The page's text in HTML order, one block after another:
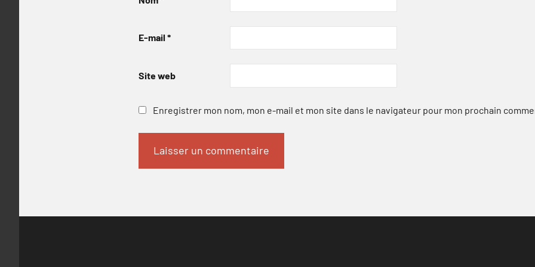
E-mail *
Site web
Enregistrer mon nom, mon e-mail et mon site dans le navigateur pour mon prochain